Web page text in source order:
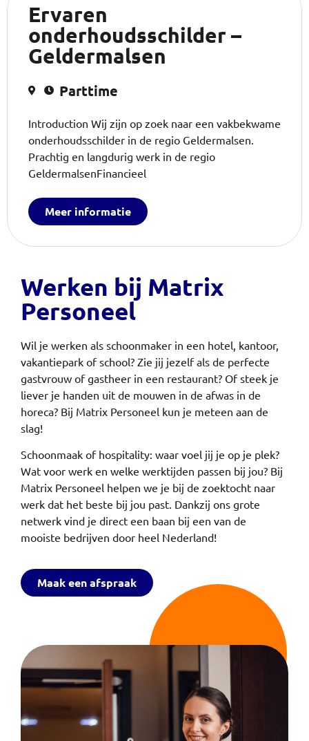
Ervaren
onderhoudsschilder –
Geldermalsen
Parttime
Introduction Wij zijn op zoek naar een vakbekwame
onderhoudsschilder in de regio Geldermalsen.
Prachtig en langdurig werk in de regio
GeldermalsenFinancieel
Meer informatie
Werken bij Matrix
Personeel
Wil je werken als schoonmaker in een hotel, kantoor,
vakantiepark of school? Zie jij jezelf als de perfecte
gastvrouw of gastheer in een restaurant? Of steek je
liever je handen uit de mouwen in de afwas in de
horeca? Bij Matrix Personeel kun je meteen aan de
slag!
Schoonmaak of hospitality: waar voel jij je op je plek?
Wat voor werk en welke werktijden passen bij jou? Bij
Matrix Personeel helpen we je bij de zoektocht naar
werk dat het beste bij jou past. Dankzij ons grote
netwerk vind je direct een baan bij een van de
mooiste bedrijven door heel Nederland!
Maak een afspraak